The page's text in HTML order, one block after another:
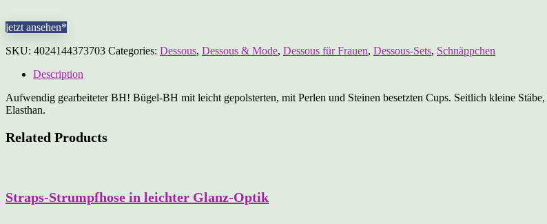
jetzt ansehen*
SKU: 4024144373703 Categories: Dessous, Dessous & Mode, Dessous für Frauen, Dessous-Sets, Schnäppchen
Description
Aufwendig gearbeiteter BH! Bügel-BH mit leicht gepolsterten, mit Perlen und Steinen besetzten Cups. Seitlich kleine
Elasthan.
Related Products
Straps-Strumpfhose in leichter Glanz-Optik